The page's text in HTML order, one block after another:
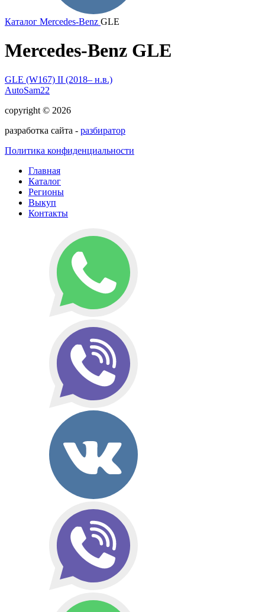
Каталог Mercedes-Benz GLE
Mercedes-Benz GLE
GLE (W167) II (2018– н.в.)
AutoSam22
copyright © 2026
разработка сайта - разбиратор
Политика конфиденциальности
Главная
Каталог
Регионы
Выкуп
Контакты